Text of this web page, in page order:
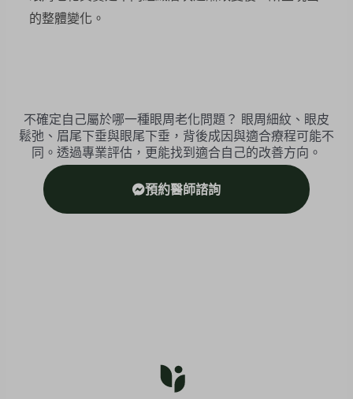
的整體變化。
不確定自己屬於哪一種眼周老化問題？ 眼周細紋、眼皮
鬆弛、眉尾下垂與眼尾下垂，背後成因與適合療程可能不
同。透過專業評估，更能找到適合自己的改善方向。
預約醫師諮詢